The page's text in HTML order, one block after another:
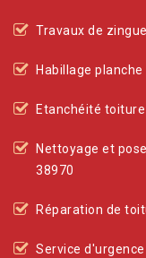
Travaux de
Habillage
Etanchéité
Nettoyage et
38970
Réparation de
Service